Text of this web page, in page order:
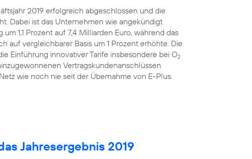
2019 erfolgreich abgeschlossen und die
Dabei ist das Unternehmen wie angekündigt
1,1 Prozent auf 7,4 Milliarden Euro, während das
auf vergleichbarer Basis um 1 Prozent erhöhte. Die
Einführung innovativer Tarife insbesondere bei O2
Vertragskundenanschlüssen
Netz wie noch nie seit der Übernahme von E-Plus.
Jahresergebnis 2019